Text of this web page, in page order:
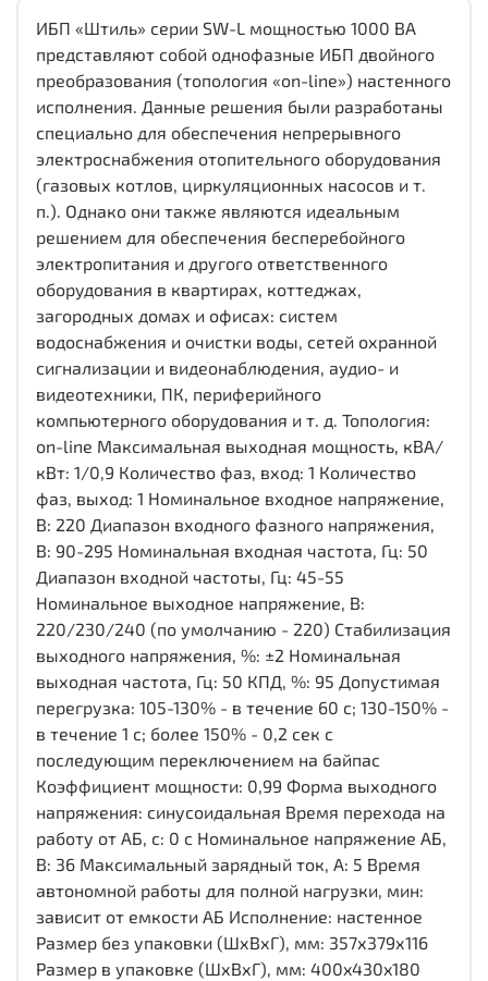
ИБП «Штиль» серии SW-L мощностью 1000 ВА
представляют собой однофазные ИБП двойного
преобразования (топология «on-line») настенного
исполнения. Данные решения были разработаны
специально для обеспечения непрерывного
электроснабжения отопительного оборудования
(газовых котлов, циркуляционных насосов и т.
п.). Однако они также являются идеальным
решением для обеспечения бесперебойного
электропитания и другого ответственного
оборудования в квартирах, коттеджах,
загородных домах и офисах: систем
водоснабжения и очистки воды, сетей охранной
сигнализации и видеонаблюдения, аудио- и
видеотехники, ПК, периферийного
компьютерного оборудования и т. д. Топология:
on-line Максимальная выходная мощность, кВА/
кВт: 1/0,9 Количество фаз, вход: 1 Количество
фаз, выход: 1 Номинальное входное напряжение,
В: 220 Диапазон входного фазного напряжения,
В: 90-295 Номинальная входная частота, Гц: 50
Диапазон входной частоты, Гц: 45-55
Номинальное выходное напряжение, В:
220/230/240 (по умолчанию - 220) Стабилизация
выходного напряжения, %: ±2 Номинальная
выходная частота, Гц: 50 КПД, %: 95 Допустимая
перегрузка: 105-130% - в течение 60 с; 130-150% -
в течение 1 с; более 150% - 0,2 сек с
последующим переключением на байпас
Коэффициент мощности: 0,99 Форма выходного
напряжения: синусоидальная Время перехода на
работу от АБ, с: 0 с Номинальное напряжение АБ,
В: 36 Максимальный зарядный ток, А: 5 Время
автономной работы для полной нагрузки, мин:
зависит от емкости АБ Исполнение: настенное
Размер без упаковки (ШхВхГ), мм: 357х379х116
Размер в упаковке (ШхВхГ), мм: 400x430x180